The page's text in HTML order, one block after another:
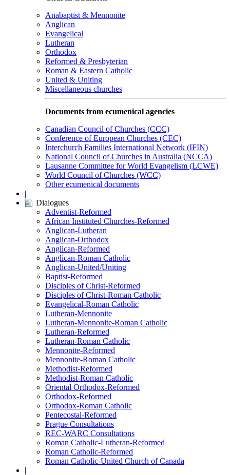
Anabaptist & Mennonite
Anglican
Evangelical
Lutheran
Orthodox
Reformed & Presbyterian
Roman & Eastern Catholic
United & Uniting
Miscellaneous churches
Documents from ecumenical agencies
Canadian Council of Churches (CCC)
Conference of European Churches (CEC)
Interchurch Families International Network (IFIN)
National Council of Churches in Australia (NCCA)
Lausanne Committee for World Evangelism (LCWE)
World Council of Churches (WCC)
Other ecumenical documents
|
Dialogues
Adventist-Reformed
African Instituted Churches-Reformed
Anglican-Lutheran
Anglican-Orthodox
Anglican-Reformed
Anglican-Roman Catholic
Anglican-United/Uniting
Baptist-Reformed
Disciples of Christ-Reformed
Disciples of Christ-Roman Catholic
Evangelical-Roman Catholic
Lutheran-Mennonite
Lutheran-Mennonite-Roman Catholic
Lutheran-Reformed
Lutheran-Roman Catholic
Mennonite-Reformed
Mennonite-Roman Catholic
Methodist-Reformed
Methodist-Roman Catholic
Oriental Orthodox-Reformed
Orthodox-Reformed
Orthodox-Roman Catholic
Pentecostal-Reformed
Prague Consultations
REC-WARC Consultations
Roman Catholic-Lutheran-Reformed
Roman Catholic-Reformed
Roman Catholic-United Church of Canada
|